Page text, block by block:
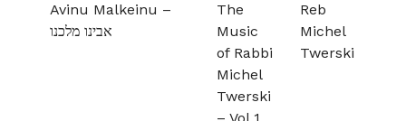
Avinu Malkeinu –
אבינו מלכנו
The
Music
of Rabbi
Michel
Twerski
– Vol 1
Reb
Michel
Twerski